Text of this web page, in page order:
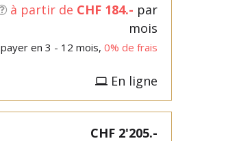
à partir de CHF 184.- par
mois
payer en 3 - 12 mois, 0% de frais
En ligne
CHF 2'205.-